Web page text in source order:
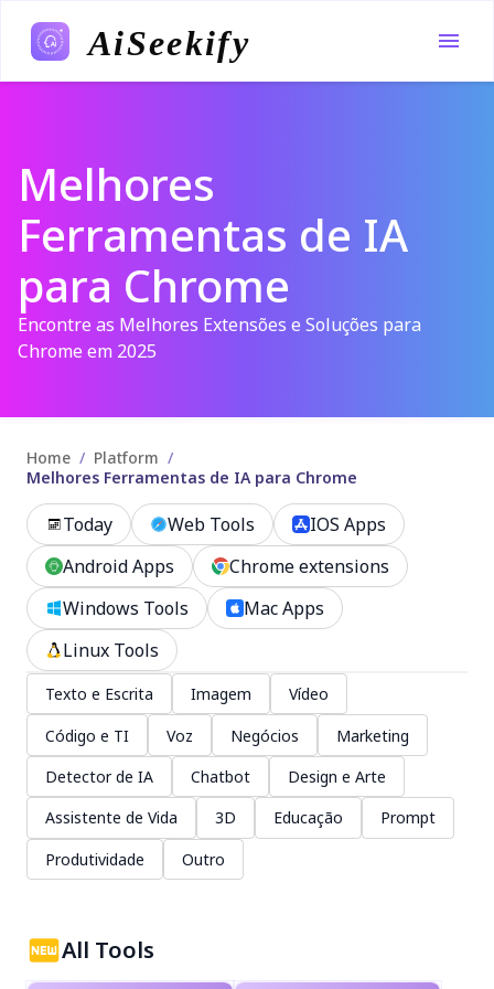
AiSeekify
Melhores
Ferramentas de IA
para Chrome
Encontre as Melhores Extensões e Soluções para
Chrome em 2025
Home / Platform /
Melhores Ferramentas de IA para Chrome
Today Web Tools
IOS Apps
Android Apps
Chrome extensions
Windows Tools
Mac Apps
Linux Tools
Texto e Escrita Imagem
Vídeo
Código e TI
Voz Negócios
Marketing
Detector de IA
Chatbot
Design e Arte
Assistente de Vida
3D Educação
Prompt
Produtividade
Outro
All Tools